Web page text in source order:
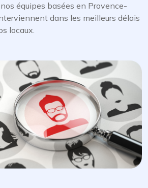
équipes basées en Provence-
dans les meilleurs délais
locaux.